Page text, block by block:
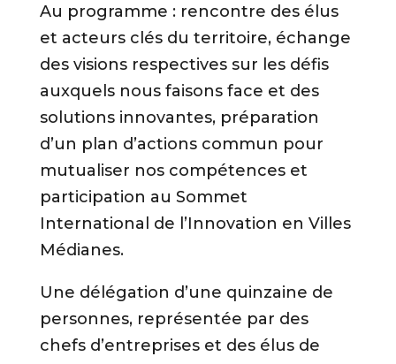
Au programme : rencontre des élus
et acteurs clés du territoire, échange
des visions respectives sur les défis
auxquels nous faisons face et des
solutions innovantes, préparation
d’un plan d’actions commun pour
mutualiser nos compétences et
participation au Sommet
International de l’Innovation en Villes
Médianes.
Une délégation d’une quinzaine de
personnes, représentée par des
chefs d’entreprises et des élus de
*
JE
M'ABONNE